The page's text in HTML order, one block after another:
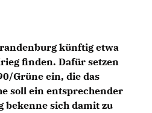
künftig etwa
finden. Dafür setzen
Grüne ein, die das
soll ein entsprechender
bekenne sich damit zu